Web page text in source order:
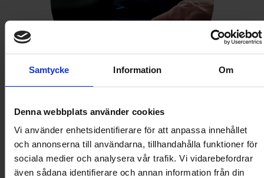
Samtycke Information Om
Denna webbplats använder cookies
Vi använder enhetsidentifierare för att anpassa innehållet
och annonserna till användarna, tillhandahålla funktioner för
sociala medier och analysera vår trafik. Vi vidarebefordrar
även sådana identifierare och annan information från din